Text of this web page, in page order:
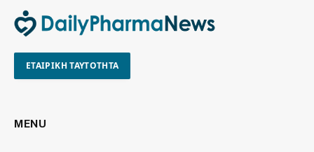
ΕΤΑΙΡΙΚΗ ΤΑΥΤΟΤΗΤΑ
MENU